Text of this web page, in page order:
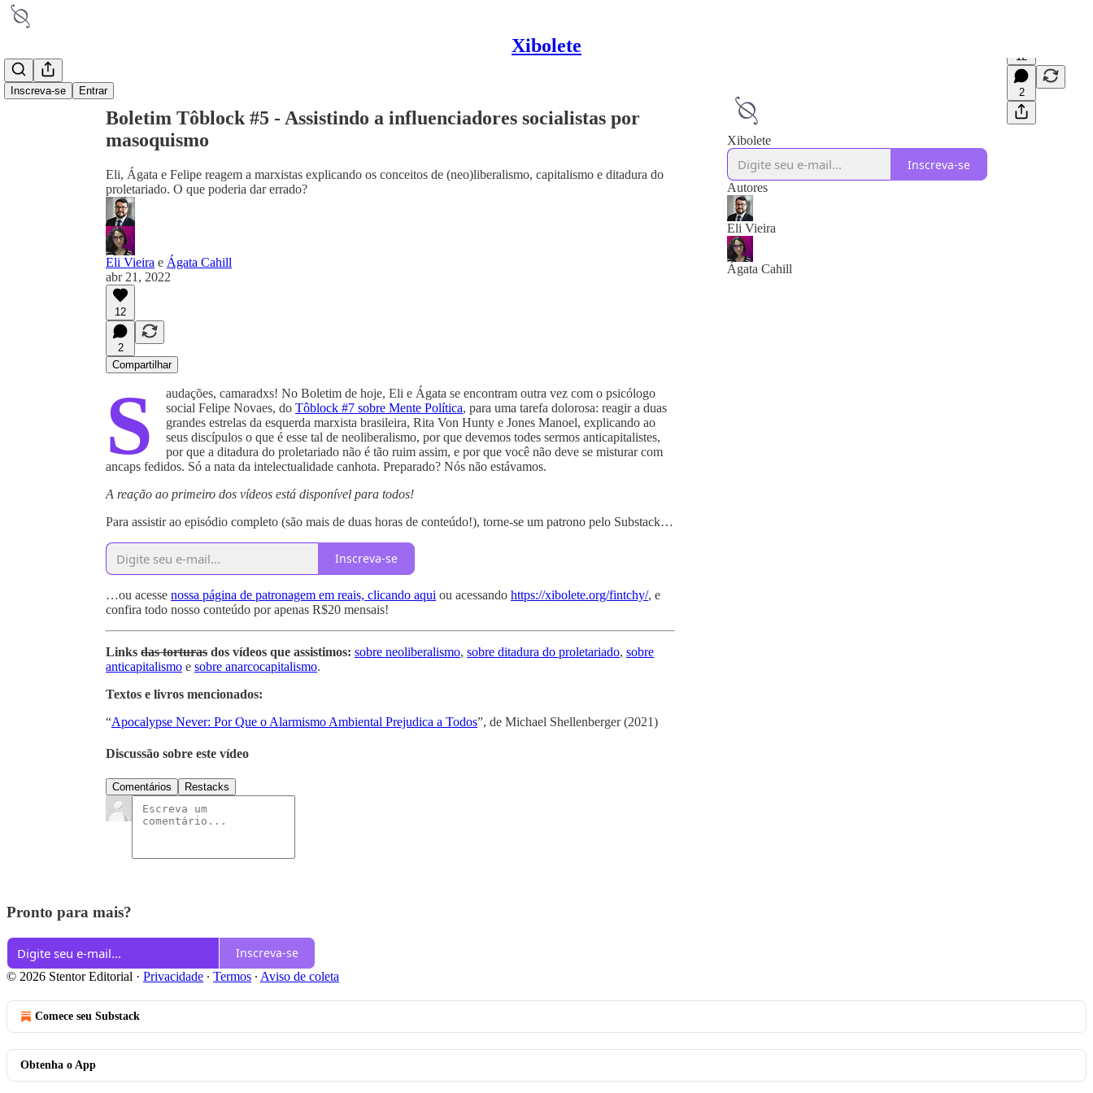
Xibolete
Inscreva-se Entrar
12
2
Boletim Tôblock #5 - Assistindo a influenciadores socialistas por
masoquismo
Eli, Ágata e Felipe reagem a marxistas explicando os conceitos de (neo)liberalismo, capitalismo e ditadura do
proletariado. O que poderia dar errado?
Eli Vieira e Ágata Cahill
abr 21, 2022
12
2
Compartilhar
S
audações, camaradxs! No Boletim de hoje, Eli e Ágata se encontram outra vez com o psicólogo
social Felipe Novaes, do Tôblock #7 sobre Mente Política, para uma tarefa dolorosa: reagir a duas
grandes estrelas da esquerda marxista brasileira, Rita Von Hunty e Jones Manoel, explicando ao
seus discípulos o que é esse tal de neoliberalismo, por que devemos todes sermos anticapitalistes,
por que a ditadura do proletariado não é tão ruim assim, e por que você não deve se misturar com
ancaps fedidos. Só a nata da intelectualidade canhota. Preparado? Nós não estávamos.
A reação ao primeiro dos vídeos está disponível para todos!
Para assistir ao episódio completo (são mais de duas horas de conteúdo!), torne-se um patrono pelo Substack…
Inscreva-se
…ou acesse nossa página de patronagem em reais, clicando aqui ou acessando https://xibolete.org/fintchy/, e
confira todo nosso conteúdo por apenas R$20 mensais!
Links das torturas dos vídeos que assistimos: sobre neoliberalismo, sobre ditadura do proletariado, sobre
anticapitalismo e sobre anarcocapitalismo.
Textos e livros mencionados:
“Apocalypse Never: Por Que o Alarmismo Ambiental Prejudica a Todos”, de Michael Shellenberger (2021)
Discussão sobre este vídeo
Comentários Restacks
Xibolete
Inscreva-se
Autores
Eli Vieira
Ágata Cahill
Pronto para mais?
Inscreva-se
© 2026 Stentor Editorial · Privacidade ∙ Termos ∙ Aviso de coleta
Comece seu Substack
Obtenha o App